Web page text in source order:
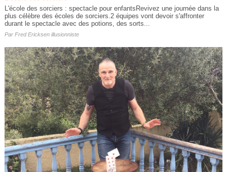
L'école des sorciers : spectacle pour enfantsRevivez une journée dans la
plus célèbre des écoles de sorciers.2 équipes vont devoir s'affronter
durant le spectacle avec des potions, des sorts...
Par Fred Ericksen illusionniste